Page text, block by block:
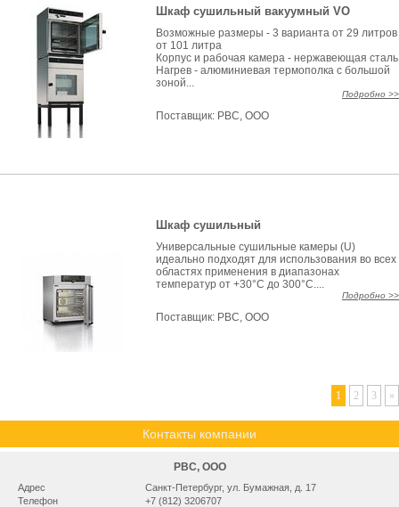
Шкаф сушильный вакуумный VO
Возможные размеры - 3 варианта от 29 литров
от 101 литра
Корпус и рабочая камера - нержавеющая сталь
Нагрев - алюминиевая термополка с большой
зоной...
Подробно >>
Поставщик: РВС, ООО
Шкаф сушильный
Универсальные сушильные камеры (U)
идеально подходят для использования во всех
областях применения в диапазонах
температур от +30°С до 300°С....
Подробно >>
Поставщик: РВС, ООО
1 2 3 »
Контакты компании
РВС, ООО
Адрес
Санкт-Петербург, ул. Бумажная, д. 17
Телефон
+7 (812) 3206707